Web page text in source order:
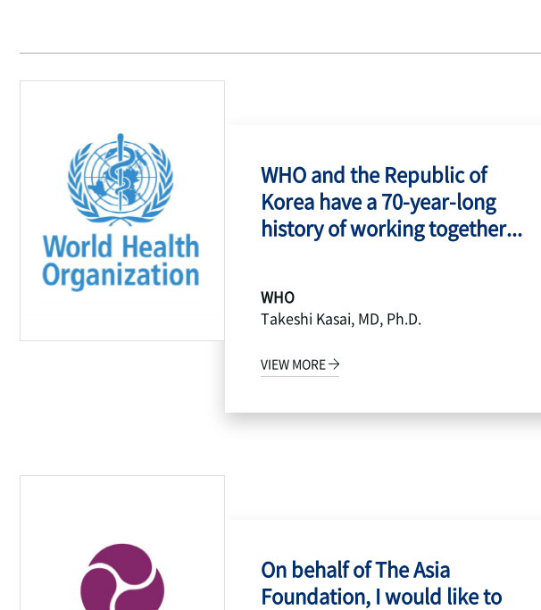
WHO and the Republic of
Korea have a 70-year-long
history of working together...
WHO
Takeshi Kasai, MD, Ph.D.
VIEW MORE
On behalf of The Asia
Foundation, I would like to